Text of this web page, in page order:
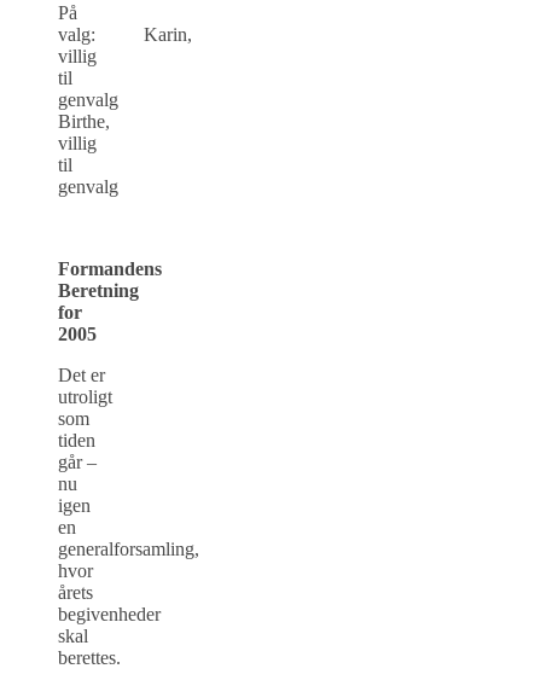
På
valg: Karin,
villig
til
genvalg
Birthe,
villig
til
genvalg
Formandens
Beretning
for
2005
Det er
utroligt
som
tiden
går –
nu
igen
en
generalforsamling,
hvor
årets
begivenheder
skal
berettes.